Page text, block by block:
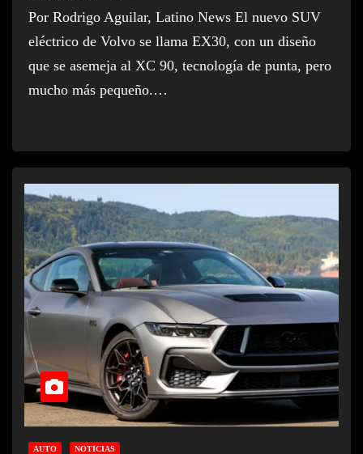
Por Rodrigo Aguilar, Latino News El nuevo SUV
eléctrico de Volvo se llama EX30, con un diseño
que se asemeja al XC 90, tecnología de punta, pero
mucho más pequeño.…
AUTO NOTICIAS